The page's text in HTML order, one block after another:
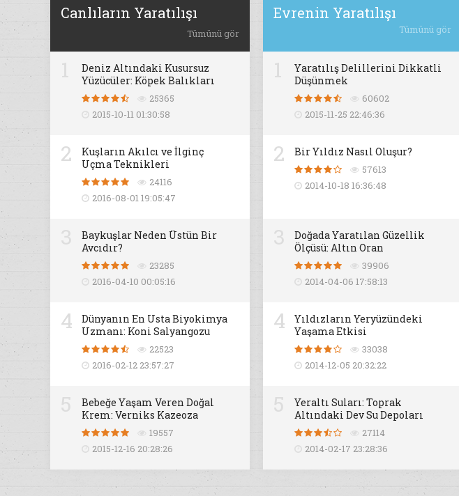
Canlıların Yaratılışı
Tümünü gör
Deniz Altındaki Kusursuz
Yüzücüler: Köpek Balıkları
25365
2015-10-11 01:30:58
2
Kuşların Akılcı ve İlginç
Uçma Teknikleri
24116
2016-08-01 19:05:47
Baykuşlar Neden Üstün Bir
Avcıdır?
23285
2016-04-10 00:05:16
4
Dünyanın En Usta Biyokimya
Uzmanı: Koni Salyangozu
22523
2016-02-12 23:57:27
Bebeğe Yaşam Veren Doğal
Krem: Verniks Kazeoza
19557
2015-12-16 20:28:26
Evrenin Yaratılışı
Tümünü gör
Yaratılış Delillerini Dikkatli
Düşünmek
60602
2015-11-25 22:46:36
2 Bir Yıldız Nasıl Oluşur?
57613
2014-10-18 16:36:48
Doğada Yaratılan Güzellik
Ölçüsü: Altın Oran
39906
2014-04-06 17:58:13
4
Yıldızların Yeryüzündeki
Yaşama Etkisi
33038
2014-12-05 20:32:22
Yeraltı Suları: Toprak
Altındaki Dev Su Depoları
27114
2014-02-17 23:28:36